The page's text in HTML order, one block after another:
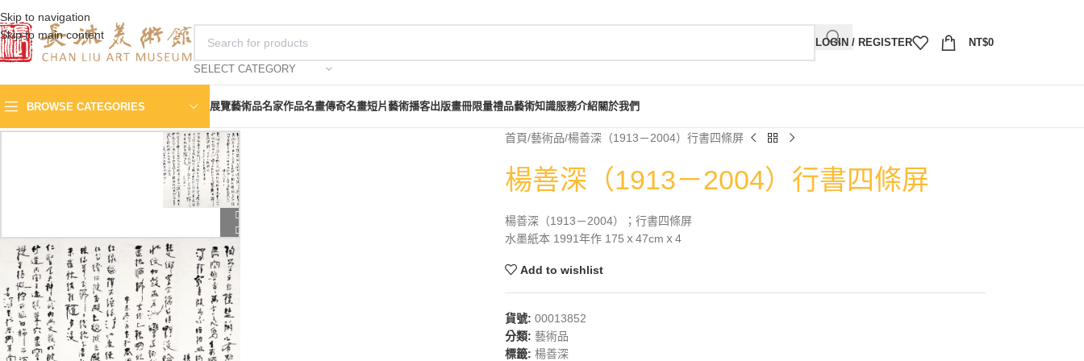
Skip to navigation
Skip to main content
SELECT CATEGORY
LOGIN / REGISTER NT$0
BROWSE CATEGORIES 展覽藝術品名家作品名畫傳奇名畫短片藝術播客出版畫冊限量禮品藝術知識服務介紹關於我們
首頁 藝術品 楊善深（1913－2004）行書四條屏
楊善深（1913－2004）行書四條屏
楊善深（1913－2004）；行書四條屏
水墨紙本 1991年作 175ｘ47cmｘ4
Add to wishlist
貨號: 00013852
分類: 藝術品
標籤: 楊善深